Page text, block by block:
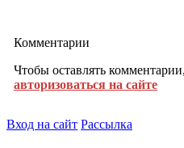
Комментарии
Чтобы оставлять
авторизоваться на сайте
Вход на сайт Рассылка